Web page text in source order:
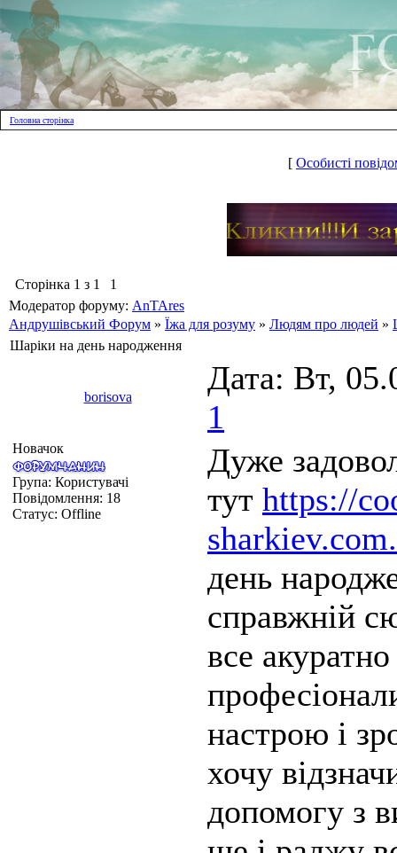
Головна сторінка
[ Особисті
Сторінка 1 з 1
1
Модератор форуму: AnTAres
Андрушівський Форум » Їжа для розуму » Людям про людей »
Шаріки на день народження
borisova
Дата: Вт,
1
Новачок
Група: Користувачі
Повідомлення: 18
Статус: Offline
Дуже
тут https://
день
справжній
все
настрою і
хочу
допомогу з